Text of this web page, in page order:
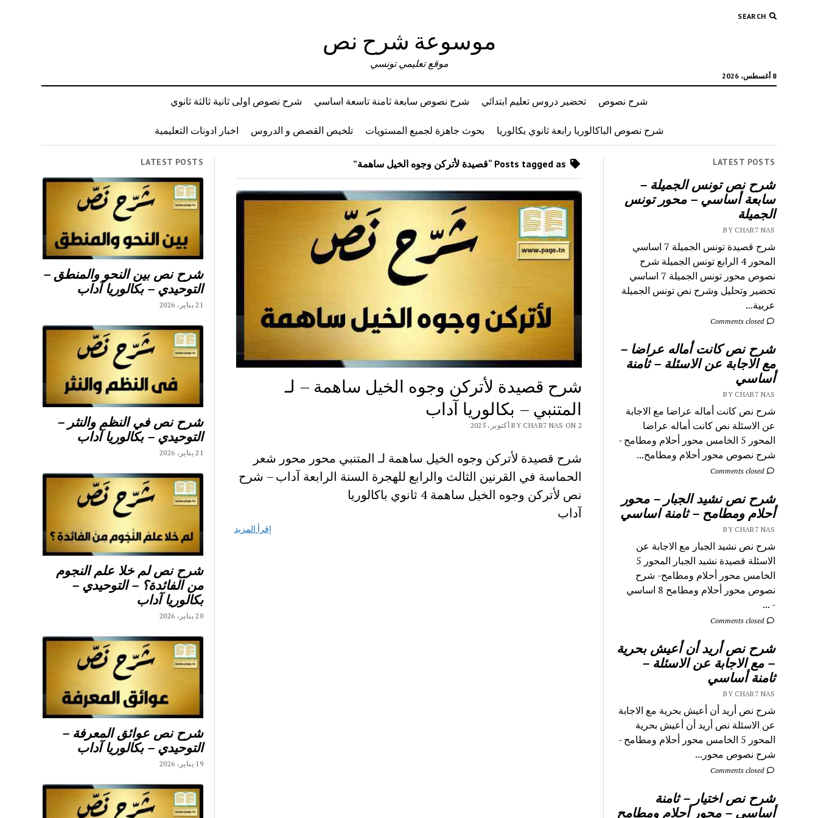
SEARCH
موسوعة شرح نص
8 أغسطس، 2026
موقع تعليمي تونسي
شرح نصوص تحضير دروس تعليم ابتدائي شرح نصوص سابعة ثامنة تاسعة اساسي شرح نصوص اولى ثانية ثالثة ثانوي
شرح نصوص الباكالوريا رابعة ثانوي بكالوريا بحوث جاهزة لجميع المستويات تلخيص القصص و الدروس اخبار ادونات التعليمية
LATEST POSTS
شرح نص تونس الجميلة –
سابعة أساسي – محور تونس
الجميلة
BY CHAR7 NAS
شرح قصيدة تونس الجميلة 7 اساسي
المحور 4 الرابع تونس الجميلة شرح
نصوص محور تونس الجميلة 7 اساسي
تحضير وتحليل وشرح نص تونس الجميلة
عربية...
Comments closed
شرح نص كانت أماله عراضا –
مع الاجابة عن الاسئلة – ثامنة
أساسي
BY CHAR7 NAS
شرح نص كانت أماله عراضا مع الاجابة
عن الاسئلة نص كانت أماله عراضا
المحور 5 الخامس محور أحلام ومطامح -
شرح نصوص محور أحلام ومطامح...
Comments closed
شرح نص نشيد الجبار – محور
أحلام ومطامح – ثامنة اساسي
BY CHAR7 NAS
شرح نص نشيد الجبار مع الاجابة عن
الاسئلة قصيدة نشيد الجبار المحور 5
الخامس محور أحلام ومطامح- شرح
نصوص محور أحلام ومطامح 8 اساسي
- ...
Comments closed
شرح نص أريد أن أعيش بحرية
– مع الاجابة عن الاسئلة –
ثامنة أساسي
BY CHAR7 NAS
شرح نص أريد أن أعيش بحرية مع الاجابة
عن الاسئلة نص أريد أن أعيش بحرية
المحور 5 الخامس محور أحلام ومطامح -
شرح نصوص محور...
Comments closed
شرح نص اختيار – ثامنة
أساسي – محور أحلام ومطامح
شرح قصيدة لأتركن وجوه الخيل ساهمة – لـ
المتنبي – بكالوريا آداب
BY CHAR7 NAS ON 2 أكتوبر، 2025
شرح قصيدة لأتركن وجوه الخيل ساهمة لـ المتنبي محور محور شعر
الحماسة في القرنين الثالث والرابع للهجرة السنة الرابعة آداب – شرح
نص لأتركن وجوه الخيل ساهمة 4 ثانوي باكالوريا
آداب
إقرأ المزيد
LATEST POSTS
شرح نص بين النحو والمنطق –
التوحيدي – بكالوريا آداب
21 يناير، 2026
شرح نص في النظم والنثر –
التوحيدي – بكالوريا آداب
21 يناير، 2026
شرح نص لم خلا علم النجوم
من الفائدة؟ – التوحيدي –
بكالوريا آداب
20 يناير، 2026
شرح نص عوائق المعرفة –
التوحيدي – بكالوريا آداب
19 يناير، 2026